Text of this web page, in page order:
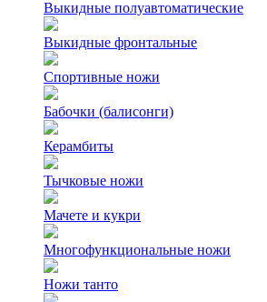
Выкидные полуавтоматические
Выкидные фронтальные
Спортивные ножи
Бабочки (балисонги)
Керамбиты
Тычковые ножи
Мачете и кукри
Многофункциональные ножи
Ножи танто